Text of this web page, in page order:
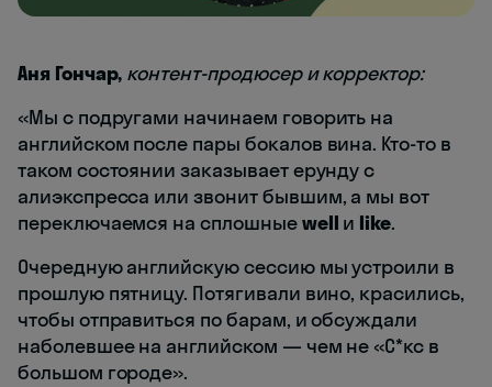
Аня Гончар, контент-продюсер и корректор:
«Мы с подругами начинаем говорить на
английском после пары бокалов вина. Кто-то в
таком состоянии заказывает ерунду с
алиэкспресса или звонит бывшим, а мы вот
переключаемся на сплошныеwell и like.
Очередную английскую сессию мы устроили в
прошлую пятницу. Потягивали вино, красились,
чтобы отправиться по барам, и обсуждали
наболевшее на английском — чем не «С*кс в
большом городе».